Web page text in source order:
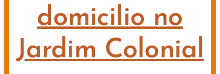
domicilio no
Jardim Colonial